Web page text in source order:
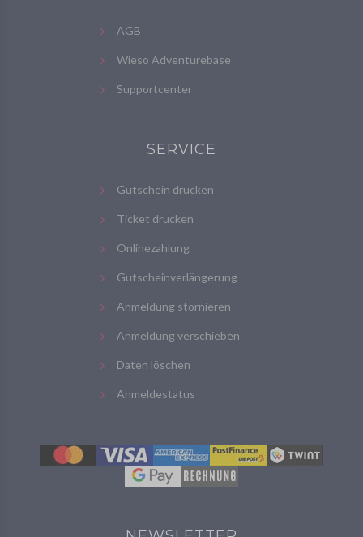
AGB
Wieso Adventurebase
Supportcenter
SERVICE
Gutschein drucken
Ticket drucken
Onlinezahlung
Gutscheinverlängerung
Anmeldung stornieren
Anmeldung verschieben
Daten löschen
Anmeldestatus